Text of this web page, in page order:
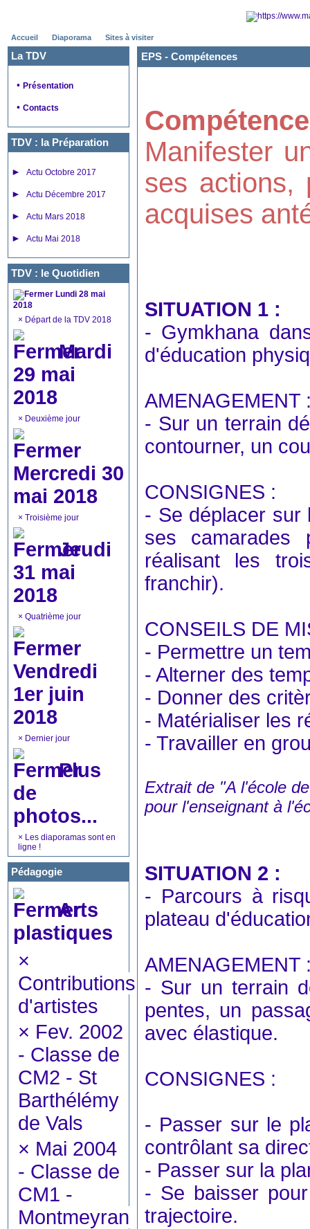
Accueil Diaporama Sites à visiter
La TDV
• Présentation
• Contacts
TDV : la Préparation
► Actu Octobre 2017
► Actu Décembre 2017
► Actu Mars 2018
► Actu Mai 2018
TDV : le Quotidien
Lundi 28 mai
2018
× Départ de la TDV 2018
Mardi
29 mai
2018
× Deuxième jour
Mercredi 30
mai 2018
× Troisième jour
Jeudi
31 mai
2018
× Quatrième jour
Vendredi
1er juin
2018
× Dernier jour
Plus
de
photos...
× Les diaporamas sont en
ligne !
Pédagogie
Arts
plastiques
×
Contributions
d'artistes
× Fev. 2002
- Classe de
CM2 - St
Barthélémy
de Vals
× Mai 2004
- Classe de
CM1 -
Montmeyran
EPS - Compétences
Manifester
ses actions,
acquises
SITUATION 1 :
- Gymkhana
d'éducation
AMENAGEMENT
- Sur un terrain
contourner, un
CONSIGNES :
- Se déplacer sur
ses camarades
réalisant les
franchir).
CONSEILS DE
- Permettre un
- Alterner des
- Donner des
- Matérialiser les
- Travailler en
Extrait de "A l'école
pour l'enseignant à
SITUATION 2 :
- Parcours à
plateau
AMENAGEMENT
- Sur un terrain
pentes, un
avec élastique.
CONSIGNES :
- Passer sur le
contrôlant sa
- Passer sur la
- Se baisser
trajectoire.